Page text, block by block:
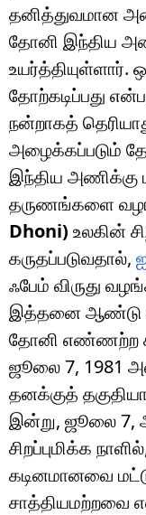
தனித்துவமான
தோனி இந்திய
உயர்த்தியுள்ளார்.
தோற்கடிப்பது
நன்றாகத்
அழைக்கப்படும்
இந்திய அணிக்கு
தருணங்களை
Dhoni) உலகின்
கருதப்படுவதால்,
ஃபேம் விருது
இத்தனை ஆண்டு
தோனி எண்ணற்ற
ஜூலை 7, 1981
தனக்குத்
இன்று, ஜூலை 7,
சிறப்புமிக்க
கடினமானவை
சாத்தியமற்றவை